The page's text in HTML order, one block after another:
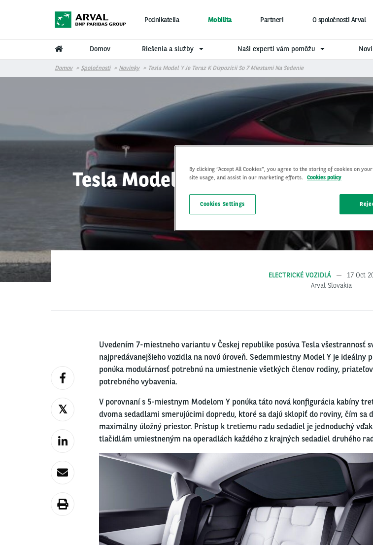
Podnikatelia Mobilita Partneri O spoločnosti Arval
Domov Riešenia a služby Naši experti vám pomôžu
Domov Spoločnosti Novinky Tesla Model Y Je Teraz K Dispozícii So 7 Miestami Na Sedenie
Tesla Model Y je teraz k
ELECTRICKÉ VOZIDLÁ 17 Oct
Arval Slovakia
Uvedením 7-miestneho variantu v Českej republike posúva Tesla všestrannosť
najpredávanejšieho vozidla na novú úroveň. Sedemmiestny Model Y je ideálny
ponúka modulárnosť potrebnú na umiestnenie všetkých členov rodiny,
potrebného vybavenia.
V porovnaní s 5-miestnym Modelom Y ponúka táto nová konfigurácia kabíny
dvoma sedadlami smerujúcimi dopredu, ktoré sa dajú sklopiť do roviny, čím sa
maximálny úložný priestor. Prístup k tretiemu radu sedadiel je jednoduchý
tlačidlám umiestneným na operadlách každého z krajných sedadiel druhého
By clicking “Accept All Cookies”, you agree to the storing of cookies on
site usage, and assist in our marketing efforts.
Cookies policy
Cookies Settings